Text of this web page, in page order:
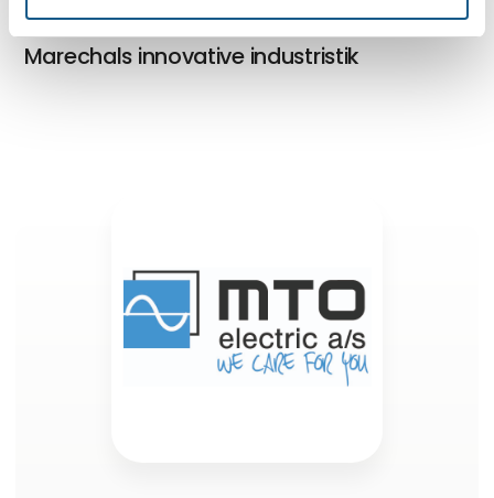
Marechals innovative industristik